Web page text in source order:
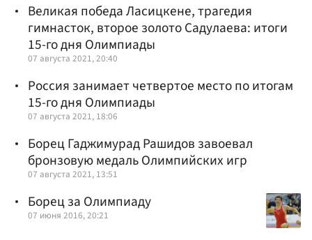
Великая победа Ласицкене, трагедия
гимнасток, второе золото Садулаева: итоги
15-го дня Олимпиады
07 августа 2021, 20:40
Россия занимает четвертое место по итогам
15-го дня Олимпиады
07 августа 2021, 18:06
Борец Гаджимурад Рашидов завоевал
бронзовую медаль Олимпийских игр
07 августа 2021, 13:51
Борец за Олимпиаду
07 июня 2016, 20:21